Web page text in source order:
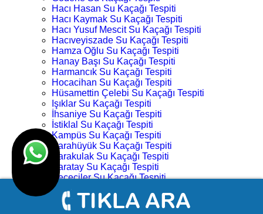
Hacı Hasan Su Kaçağı Tespiti
Hacı Kaymak Su Kaçağı Tespiti
Hacı Yusuf Mescit Su Kaçağı Tespiti
Hacıveyiszade Su Kaçağı Tespiti
Hamza Oğlu Su Kaçağı Tespiti
Hanay Başı Su Kaçağı Tespiti
Harmancık Su Kaçağı Tespiti
Hocacihan Su Kaçağı Tespiti
Hüsamettin Çelebi Su Kaçağı Tespiti
Işıklar Su Kaçağı Tespiti
İhsaniye Su Kaçağı Tespiti
İstiklal Su Kaçağı Tespiti
Kampüs Su Kaçağı Tespiti
Karahüyük Su Kaçağı Tespiti
Karakulak Su Kaçağı Tespiti
Karatay Su Kaçağı Tespiti
Keçeciler Su Kaçağı Tespiti
Keykubat Su Kaçağı Tespiti
Kılıç Aslan Su Kaçağı Tespiti
Kovanağzı Su Kaçağı Tespiti